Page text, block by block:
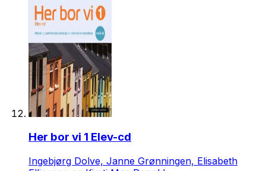
Her bor vi 1 Elev-cd
Ingebjørg Dolve, Janne Grønningen, Elisabeth